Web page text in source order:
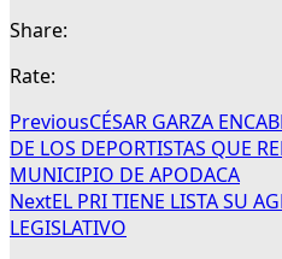
Share:
Rate:
PreviousCÉSAR GARZA
DE LOS DEPORTISTAS QUE
MUNICIPIO DE APODACA
NextEL PRI TIENE LISTA SU
LEGISLATIVO